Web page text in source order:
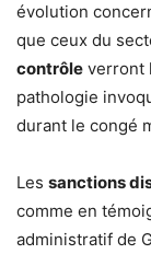
évolution
que ceux du
contrôle verront
pathologie
durant le congé
Les sanctions
comme en
administratif de